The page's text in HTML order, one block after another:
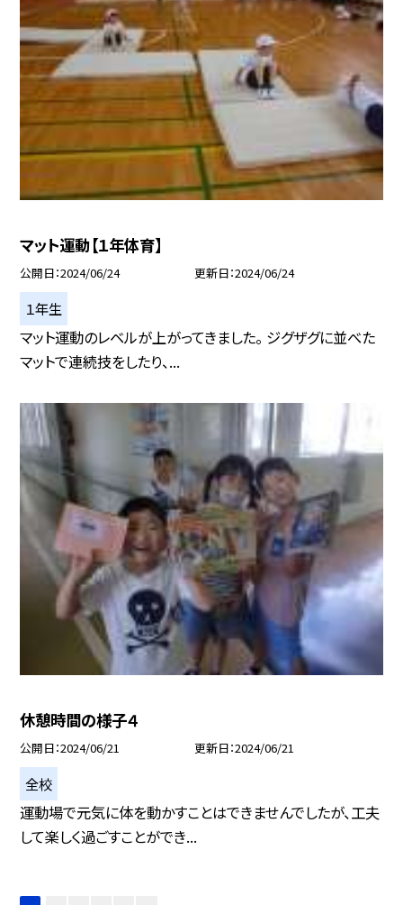
マット運動【１年体育】
公開日 2024/06/24 更新日 2024/06/24
１年生
マット運動のレベルが上がってきました。 ジグザグに並べた
マットで連続技をしたり、...
休憩時間の様子４
公開日 2024/06/21 更新日 2024/06/21
全校
運動場で元気に体を動かすことはできませんでしたが、工夫
して楽しく過ごすことができ...